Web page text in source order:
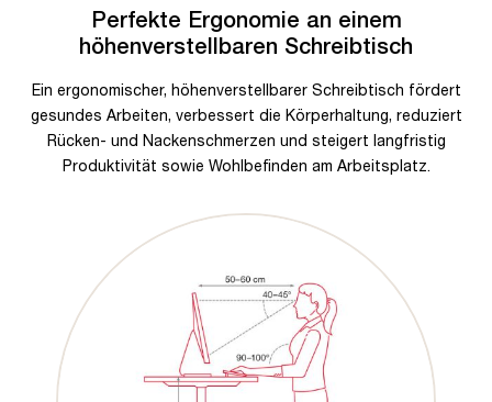
Perfekte Ergonomie an einem
höhenverstellbaren Schreibtisch
Ein ergonomischer, höhenverstellbarer Schreibtisch fördert
gesundes Arbeiten, verbessert die Körperhaltung, reduziert
Rücken- und Nackenschmerzen und steigert langfristig
Produktivität sowie Wohlbefinden am Arbeitsplatz.